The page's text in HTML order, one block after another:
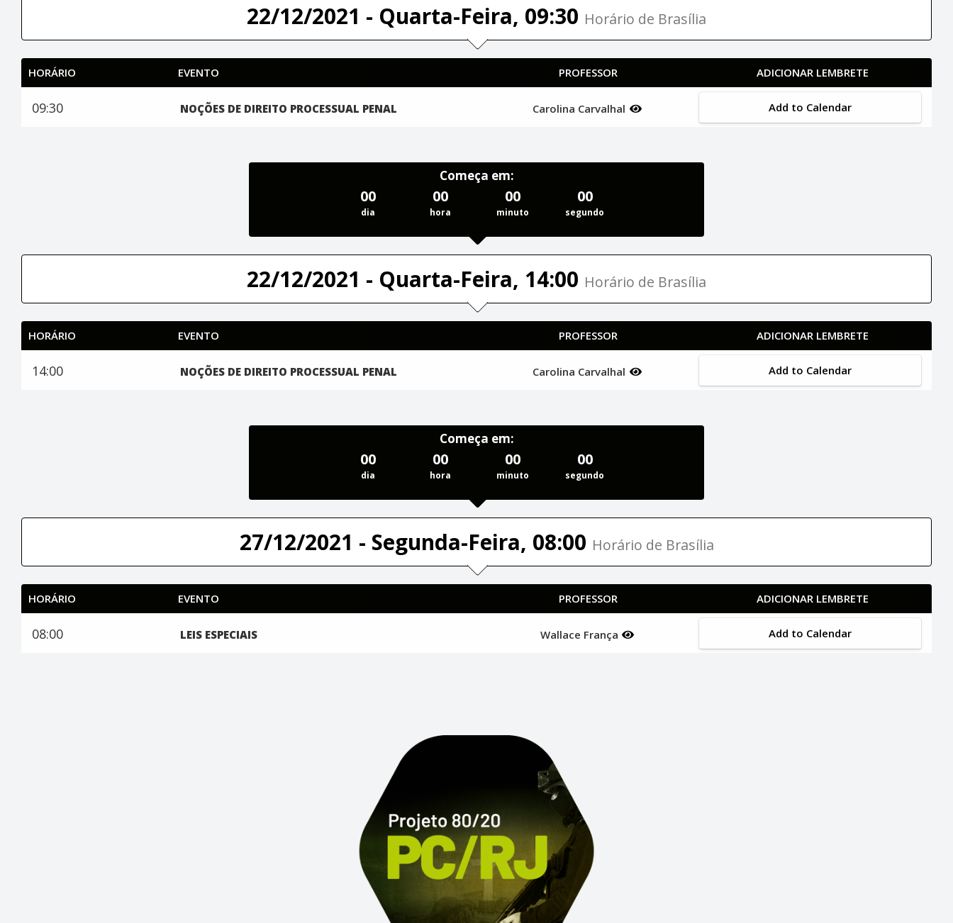
22/12/2021 - Quarta-Feira, 09:30 Horário de Brasília
HORÁRIO EVENTO PROFESSOR ADICIONAR LEMBRETE
09:30 NOÇÕES DE DIREITO PROCESSUAL PENAL Carolina Carvalhal Add to Calendar
Começa em:
00
dia
00
hora
00
minuto
00
segundo
22/12/2021 - Quarta-Feira, 14:00 Horário de Brasília
HORÁRIO EVENTO PROFESSOR ADICIONAR LEMBRETE
14:00 NOÇÕES DE DIREITO PROCESSUAL PENAL Carolina Carvalhal Add to Calendar
Começa em:
00
dia
00
hora
00
minuto
00
segundo
27/12/2021 - Segunda-Feira, 08:00 Horário de Brasília
HORÁRIO EVENTO PROFESSOR ADICIONAR LEMBRETE
08:00 LEIS ESPECIAIS Wallace França Add to Calendar